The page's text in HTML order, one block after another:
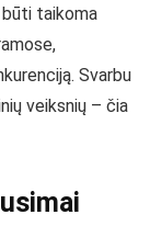
taikoma
Svarbu
veiksnių – čia